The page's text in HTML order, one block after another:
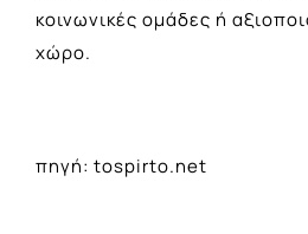
κοινωνικές ομάδες ή
χώρο.
πηγή: tospirto.net